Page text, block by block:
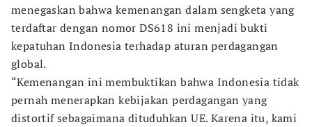
menegaskan bahwa kemenangan dalam sengketa yang
terdaftar dengan nomor DS618 ini menjadi bukti
kepatuhan Indonesia terhadap aturan perdagangan
global.
“Kemenangan ini membuktikan bahwa Indonesia tidak
pernah menerapkan kebijakan perdagangan yang
distortif sebagaimana dituduhkan UE. Karena itu, kami